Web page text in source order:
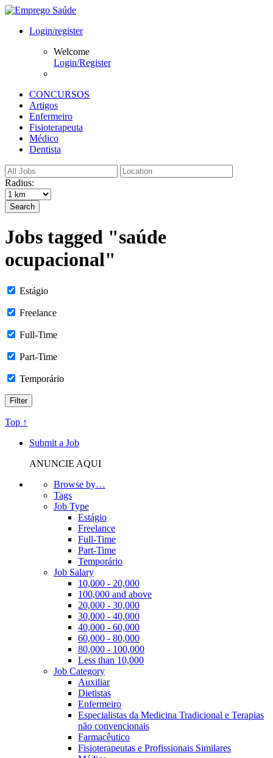
Login/register
Welcome
Login/Register
CONCURSOS
Artigos
Enfermeiro
Fisioterapeuta
Médico
Dentista
Radius:
Search
Jobs tagged "saúde
ocupacional"
Estágio
Freelance
Full-Time
Part-Time
Temporário
Top ↑
Submit a Job
ANUNCIE AQUI
Browse by…
Tags
Job Type
Estágio
Freelance
Full-Time
Part-Time
Temporário
Job Salary
10,000 - 20,000
100,000 and above
20,000 - 30,000
30,000 - 40,000
40,000 - 60,000
60,000 - 80,000
80,000 - 100,000
Less than 10,000
Job Category
Auxiliar
Dietistas
Enfermeiro
Especialistas da Medicina Tradicional e Terapias
não convencionais
Farmacêutico
Fisioterapeutas e Profissionais Similares